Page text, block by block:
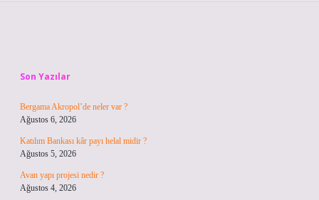
Son Yazılar
Bergama Akropol’de neler var ?
Ağustos 6, 2026
Katılım Bankası kâr payı helal midir ?
Ağustos 5, 2026
Avan yapı projesi nedir ?
Ağustos 4, 2026